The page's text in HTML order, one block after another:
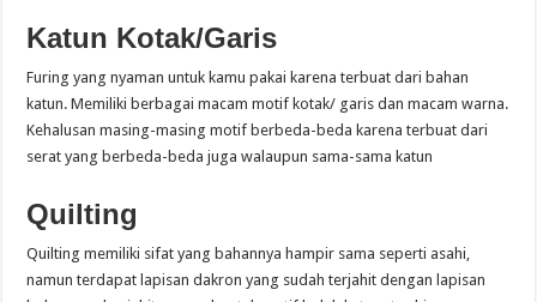
Katun Kotak/Garis
Furing yang nyaman untuk kamu pakai karena terbuat dari bahan
katun. Memiliki berbagai macam motif kotak/ garis dan macam warna.
Kehalusan masing-masing motif berbeda-beda karena terbuat dari
serat yang berbeda-beda juga walaupun sama-sama katun
Quilting
Quilting memiliki sifat yang bahannya hampir sama seperti asahi,
namun terdapat lapisan dakron yang sudah terjahit dengan lapisan